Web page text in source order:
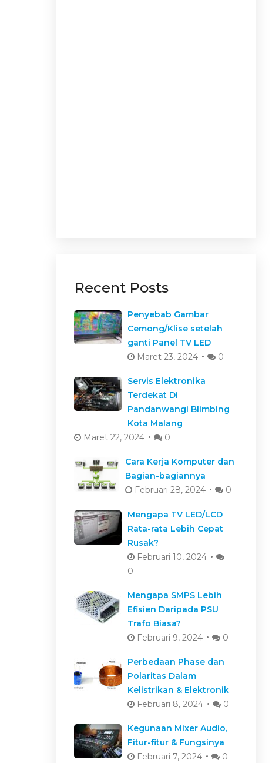
Recent Posts
Penyebab Gambar
Cemong/Klise setelah
ganti Panel TV LED
Maret 23, 2024
0
Servis Elektronika
Terdekat Di
Pandanwangi Blimbing
Kota Malang
Maret 22, 2024
0
Cara Kerja Komputer dan
Bagian-bagiannya
Februari 28, 2024
0
Mengapa TV LED/LCD
Rata-rata Lebih Cepat
Rusak?
Februari 10, 2024
0
Mengapa SMPS Lebih
Efisien Daripada PSU
Trafo Biasa?
Februari 9, 2024
0
Perbedaan Phase dan
Polaritas Dalam
Kelistrikan & Elektronik
Februari 8, 2024
0
Kegunaan Mixer Audio,
Fitur-fitur & Fungsinya
Februari 7, 2024
0